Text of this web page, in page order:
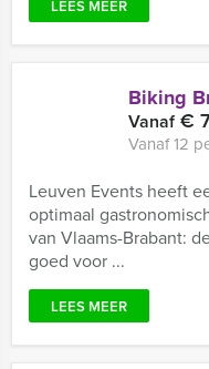
LEES MEER
Biking
Vanaf€
Vanaf 12
Leuven Events heeft
optimaal
van Vlaams-Brabant:
goed voor ...
LEES MEER